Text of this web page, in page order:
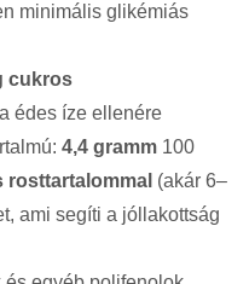
minimális glikémiás
cukros
édes íze ellenére
4,4 gramm 100
rosttartalommal (akár 6–
ami segíti a jóllakottság